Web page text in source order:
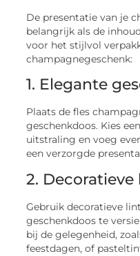
De presentatie van je
belangrijk als de
voor het stijlvol
champagnegeschenk:
1. Elegante
Plaats de fles
geschenkdoos. Kies
uitstraling en voeg
een verzorgde
2.
Gebruik decoratieve
geschenkdoos te
bij de gelegenheid,
feestdagen, of